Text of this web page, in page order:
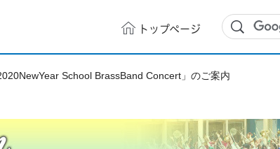
トップページ
School BrassBand Concert」のご案内